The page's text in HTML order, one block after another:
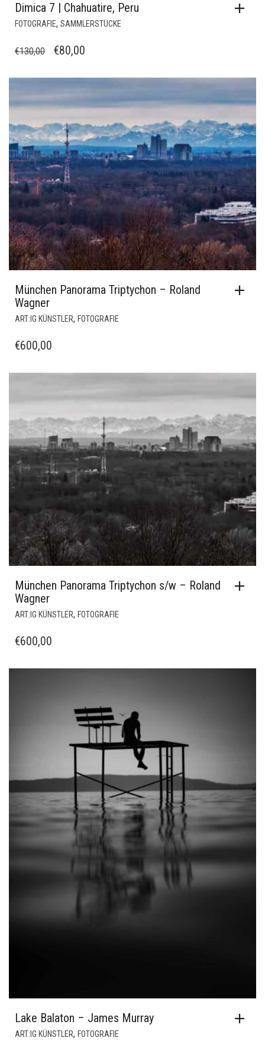
Dimica 7 | Chahuatire, Peru
FOTOGRAFIE, SAMMLERSTÜCKE
€130,00
URSPRÜNGLICHER
€130,00
€80,00
€80,00.
München Panorama Triptychon – Roland
Wagner
ART:IG KÜNSTLER, FOTOGRAFIE
€600,00
München Panorama Triptychon s/w – Roland
Wagner
ART:IG KÜNSTLER, FOTOGRAFIE
€600,00
Lake Balaton – James Murray
ART:IG KÜNSTLER, FOTOGRAFIE